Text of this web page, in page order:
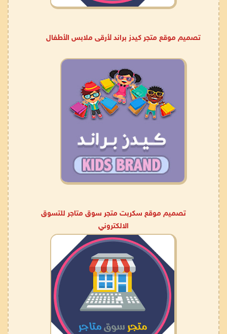
تصميم موقع متجر كيدز براند لأرقى ملابس الأطفال
تصميم موقع سكربت متجر سوق متاجر للتسوق
الالكتروني